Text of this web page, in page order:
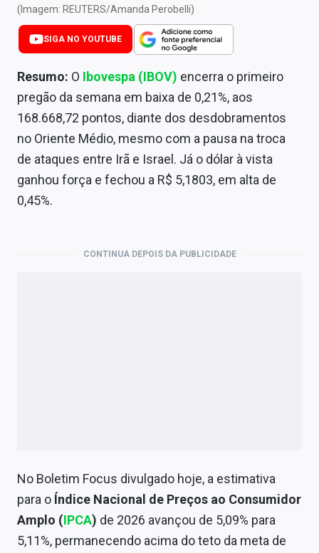
Central dos IPOs
Renda Fixa
Mercados
Empresas
Brasil
Conteúdo de Marca
Sobre
Expediente
(Imagem: REUTERS/Amanda Perobelli)
SIGA NO YOUTUBE
Resumo: O Ibovespa (IBOV) encerra o primeiro
pregão da semana em baixa de 0,21%, aos
168.668,72 pontos, diante dos desdobramentos
no Oriente Médio, mesmo com a pausa na troca
de ataques entre Irã e Israel. Já o dólar à vista
ganhou força e fechou a R$ 5,1803, em alta de
0,45%.
CONTINUA DEPOIS DA PUBLICIDADE
No Boletim Focus divulgado hoje, a estimativa
para o Índice Nacional de Preços ao Consumidor
Amplo (IPCA) de 2026 avançou de 5,09% para
5,11%, permanecendo acima do teto da meta de